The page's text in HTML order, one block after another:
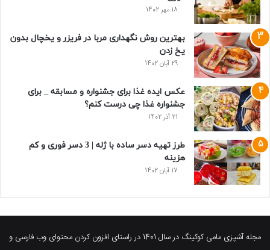
18 مهر 1402
بهترین روش نگهداری مربا در فریزر و یخچال بدون
یخ زدن
29 آبان 1402
عکس ایده غذا برای جشنواره و مسابقه _ برای
جشنواره غذا چی درست کنم؟
21 آذر 1402
طرز تهیه دسر ساده با ژله | 3 دسر فوری و کم
هزینه
17 آبان 1402
مجله آشپزی مامی کوکینگ در سال 1401 در راستای افزون کردن محتوای وب فارسی و